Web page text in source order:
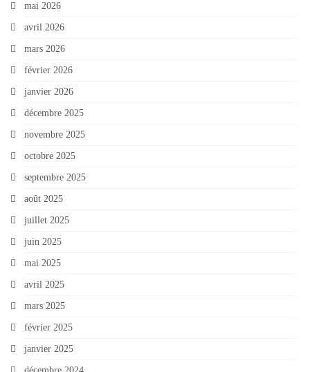
mai 2026
avril 2026
mars 2026
février 2026
janvier 2026
décembre 2025
novembre 2025
octobre 2025
septembre 2025
août 2025
juillet 2025
juin 2025
mai 2025
avril 2025
mars 2025
février 2025
janvier 2025